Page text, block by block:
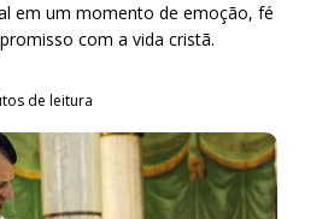
em um momento de emoção, fé
com a vida cristã.
de leitura